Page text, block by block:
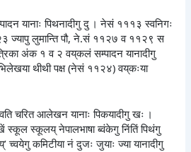
यानाः पिथनादीगु दु । नेसं १११३ स्वनिगः
ज्यापु लुमान्ति पौ, ने.सं ११२७ व ११२९ स
अंक १ व २ वय्‌कलं सम्पादन यानादीगु
थीथी पक्ष (नेसं ११२४) वय्‌कःया
चरित आलेखन यानाः पिकयादीगु खः ।
स्कूल स्कूलय् नेपालभाषा ब्वंकेगु निंतिं पिथंगु
कमिटीया नं दुजः जुयाः ज्या यानादीगु